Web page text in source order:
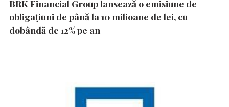
BRK Financial Group lansează o emisiune de
obligațiuni de până la 10 milioane de lei, cu
dobândă de 12% pe an